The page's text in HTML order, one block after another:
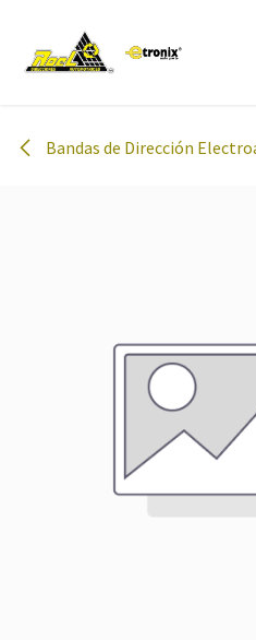
Bandas de Dirección